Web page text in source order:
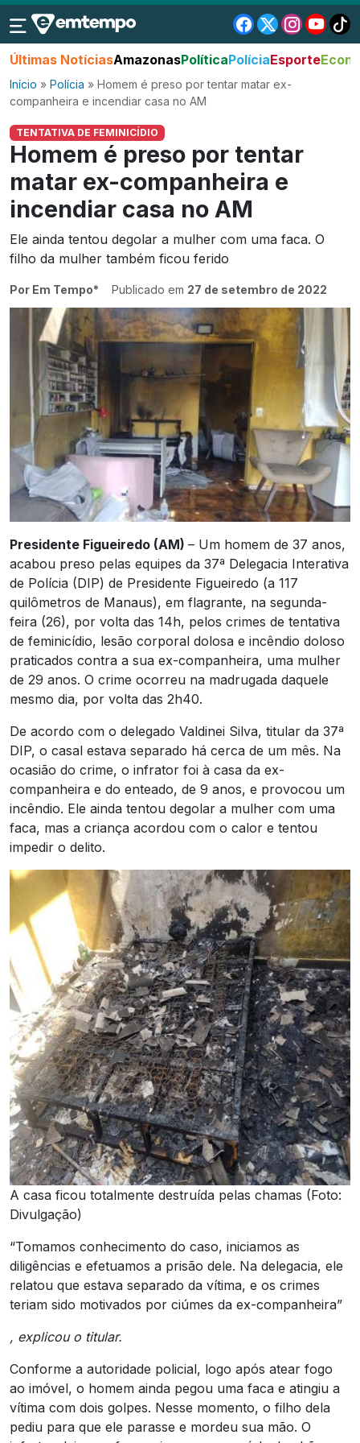
Últimas NotíciasAmazonasPolíticaPolíciaEsporte
Início » Polícia » Homem é preso por tentar matar ex-
companheira e incendiar casa no AM
TENTATIVA DE FEMINICÍDIO
Homem é preso por tentar
matar ex-companheira e
incendiar casa no AM
Ele ainda tentou degolar a mulher com uma faca. O
filho da mulher também ficou ferido
Por Em Tempo* Publicado em 27 de setembro de 2022
Presidente Figueiredo (AM) – Um homem de 37 anos,
acabou preso pelas equipes da 37ª Delegacia Interativa
de Polícia (DIP) de Presidente Figueiredo (a 117
quilômetros de Manaus), em flagrante, na segunda-
feira (26), por volta das 14h, pelos crimes de tentativa
de feminicídio, lesão corporal dolosa e incêndio doloso
praticados contra a sua ex-companheira, uma mulher
de 29 anos. O crime ocorreu na madrugada daquele
mesmo dia, por volta das 2h40.
De acordo com o delegado Valdinei Silva, titular da 37ª
DIP, o casal estava separado há cerca de um mês. Na
ocasião do crime, o infrator foi à casa da ex-
companheira e do enteado, de 9 anos, e provocou um
incêndio. Ele ainda tentou degolar a mulher com uma
faca, mas a criança acordou com o calor e tentou
impedir o delito.
A casa ficou totalmente destruída pelas chamas (Foto:
Divulgação)
“Tomamos conhecimento do caso, iniciamos as
diligências e efetuamos a prisão dele. Na delegacia, ele
relatou que estava separado da vítima, e os crimes
teriam sido motivados por ciúmes da ex-companheira”
, explicou o titular.
Conforme a autoridade policial, logo após atear fogo
ao imóvel, o homem ainda pegou uma faca e atingiu a
vítima com dois golpes. Nesse momento, o filho dela
pediu para que ele parasse e mordeu sua mão. O